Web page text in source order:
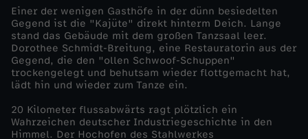
t
e
n
-
Einer der wenigen Gasthöfe in der dünn besiedelten
Gegend ist die "Kajüte" direkt hinterm Deich. Lange
stand das Gebäude mit dem großen Tanzsaal leer.
Dorothee Schmidt-Breitung, eine Restauratorin aus der
Gegend, die den "ollen Schwoof-Schuppen"
trockengelegt und behutsam wieder flottgemacht hat,
lädt hin und wieder zum Tanze ein.
20 Kilometer flussabwärts ragt plötzlich ein
Wahrzeichen deutscher Industriegeschichte in den
Himmel. Der Hochofen des Stahlwerkes